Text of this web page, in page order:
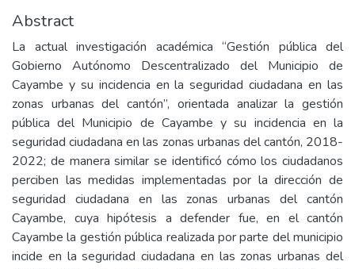
Abstract
La actual investigación académica “Gestión pública del
Gobierno Autónomo Descentralizado del Municipio de
Cayambe y su incidencia en la seguridad ciudadana en las
zonas urbanas del cantón”, orientada analizar la gestión
pública del Municipio de Cayambe y su incidencia en la
seguridad ciudadana en las zonas urbanas del cantón, 2018-
2022; de manera similar se identificó cómo los ciudadanos
perciben las medidas implementadas por la dirección de
seguridad ciudadana en las zonas urbanas del cantón
Cayambe, cuya hipótesis a defender fue, en el cantón
Cayambe la gestión pública realizada por parte del municipio
incide en la seguridad ciudadana en las zonas urbanas del